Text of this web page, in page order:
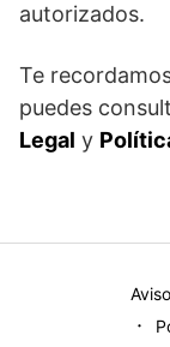
autorizados.
Te
puedes
Legal y